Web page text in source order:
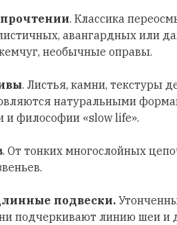
. Классика
авангардных или
необычные оправы.
. Листья, камни, текстуры
натуральными
и философии «slow life».
. От тонких многослойных
подвески.
подчеркивают линию шеи и